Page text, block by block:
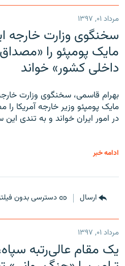
مرداد ۰۱, ۱۳۹۷
سخنگوی وزارت خارجه
مایک پومپئو را
داخلی کشور» خواند
بهرام قاسمی، سخنگوی وزارت
مایک پومپئو وزیر خارجه آمریکا
در امور ایران خواند و به تندی
ادامه خبر
ارسال دسترسی بدون
مرداد ۰۱, ۱۳۹۷
یک مقام عالی‌رتبه